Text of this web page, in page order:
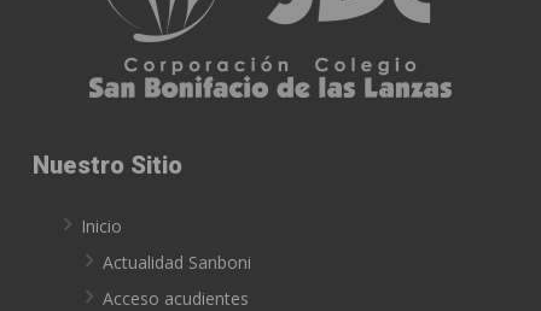
Nuestro Sitio
Inicio
Actualidad Sanboni
Acceso acudientes